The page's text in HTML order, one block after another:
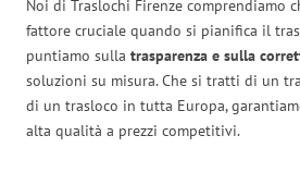
Noi di Traslochi Firenze comprendiamo
fattore cruciale quando si pianifica il
puntiamo sulla trasparenza e sulla
soluzioni su misura. Che si tratti di un
di un trasloco in tutta Europa,
alta qualità a prezzi competitivi.